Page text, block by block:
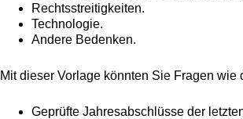
Rechtsstreitigkeiten.
Technologie.
Andere Bedenken.
Mit dieser Vorlage könnten Sie Fragen wie
Geprüfte Jahresabschlüsse der